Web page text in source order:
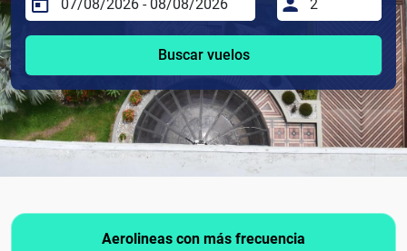
Buscar vuelos
Aerolineas con más frecuencia